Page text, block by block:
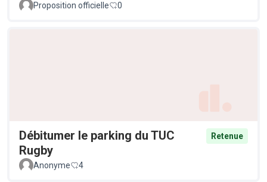
Proposition officielle 0
Débitumer le parking du TUC
Rugby
Retenue
Anonyme 4